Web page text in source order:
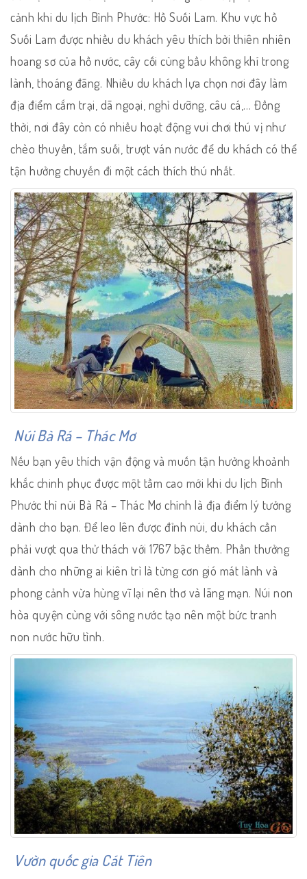
cảnh khi du lịch Bình Phước: Hồ Suối Lam. Khu vực hồ
Suối Lam được nhiều du khách yêu thích bởi thiên nhiên
hoang sơ của hồ nước, cây cối cùng bầu không khí trong
lành, thoáng đãng. Nhiều du khách lựa chọn nơi đây làm
địa điểm cắm trại, dã ngoại, nghỉ dưỡng, câu cá,… Đồng
thời, nơi đây còn có nhiều hoạt động vui chơi thú vị như
chèo thuyền, tắm suối, trượt ván nước để du khách có thể
tận hưởng chuyến đi một cách thích thú nhất.
Núi Bà Rá – Thác Mơ
Nếu bạn yêu thích vận động và muốn tận hưởng khoảnh
khắc chinh phục được một tầm cao mới khi du lịch Bình
Phước thì núi Bà Rá – Thác Mơ chính là địa điểm lý tưởng
dành cho bạn. Để leo lên được đỉnh núi, du khách cần
phải vượt qua thử thách với 1767 bậc thềm. Phần thưởng
dành cho những ai kiên trì là từng cơn gió mát lành và
phong cảnh vừa hùng vĩ lại nên thơ và lãng mạn. Núi non
hòa quyện cùng với sông nước tạo nên một bức tranh
non nước hữu tình.
Vườn quốc gia Cát Tiên